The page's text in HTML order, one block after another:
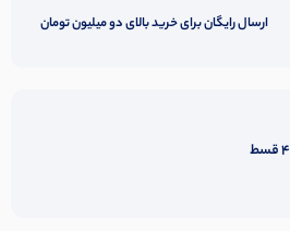
ارسال رایگان برای خرید بالای دو میلیون تومان